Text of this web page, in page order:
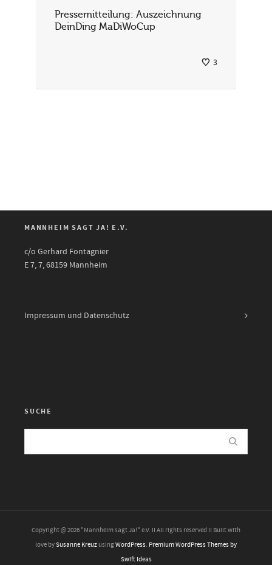
Pressemitteilung: Auszeichnung
DeinDing MaDiWoCup
3
MANNHEIM SAGT JA! E.V.
c/o Gerhard Fontagnier
E 7, 7, 68159 Mannheim
Impressum und Datenschutz
SUCHE
Copyright @ 2026 "Mannheim sagt Ja!" e.V. II All rights reserved II Built with
love bySusanne Kreuz usingWordPress. Premium WordPress Themes by
Swift Ideas